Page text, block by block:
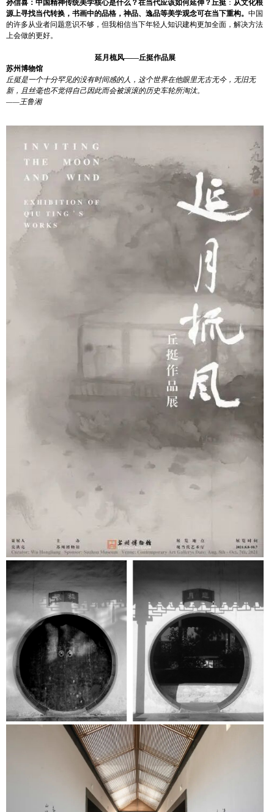
孙信喜：中国精神传统美学核心是什么？在当代应该如何延伸？ 丘挺 ： 从文化根
源上寻找当代转换，书画中的品格，神品、逸品等美学观念可在当下重构。 中国
的许多从业者问题意识不够，但我相信当下年轻人知识建构更加全面，解决方法
上会做的更好。
延月梳风——丘挺作品展
苏州博物馆
丘挺是一个十分罕见的没有时间感的人，这个世界在他眼里无古无今，无旧无
新，且丝毫也不觉得自己因此而会被滚滚的历史车轮所淘汰。
——王鲁湘